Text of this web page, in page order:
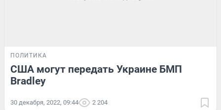
ПОЛИТИКА
США могут передать Украине БМП
Bradley
30 декабря, 2022, 09:44 2 204